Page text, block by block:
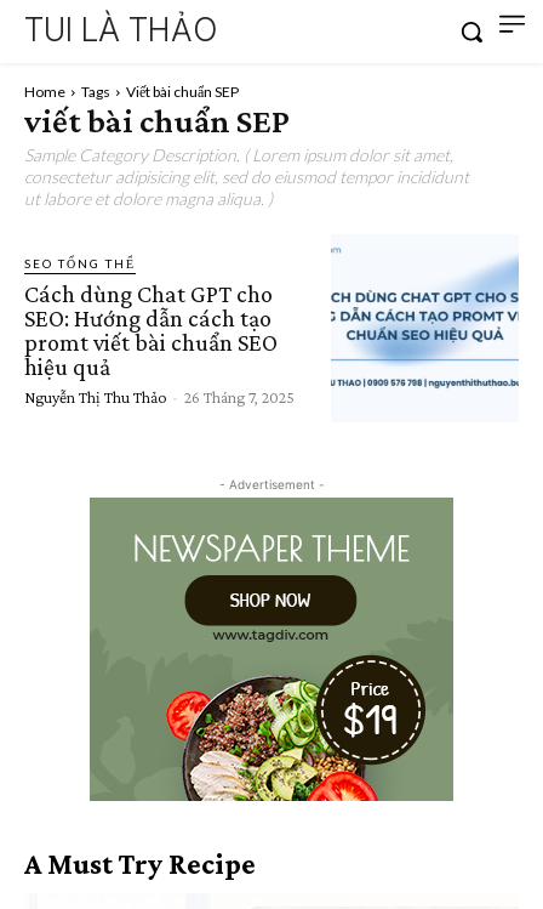
TUI LÀ THẢO
Home Tags Viết bài chuẩn SEP
viết bài chuẩn SEP
Sample Category Description. ( Lorem ipsum dolor sit amet,
consectetur adipisicing elit, sed do eiusmod tempor incididunt
ut labore et dolore magna aliqua. )
SEO TỔNG THỂ
Cách dùng Chat GPT cho
SEO: Hướng dẫn cách tạo
promt viết bài chuẩn SEO
hiệu quả
Nguyễn Thị Thu Thảo - 26 Tháng 7, 2025
- Advertisement -
A Must Try Recipe